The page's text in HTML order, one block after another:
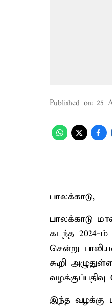
Published on: 25
பாலக்காடு,
பாலக்காடு
கடந்த 2024-
சென்று
கூறி
இந்த வழக்கு